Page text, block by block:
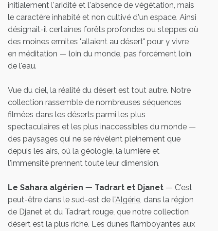
initialement l'aridité et l'absence de végétation, mais
le caractère inhabité et non cultivé d'un espace. Ainsi
désignait-il certaines forêts profondes ou steppes où
des moines ermites "allaient au désert" pour y vivre
en méditation — loin du monde, pas forcément loin
de l'eau.
Vue du ciel, la réalité du désert est tout autre. Notre
collection rassemble de nombreuses séquences
filmées dans les déserts parmi les plus
spectaculaires et les plus inaccessibles du monde —
des paysages qui ne se révèlent pleinement que
depuis les airs, où la géologie, la lumière et
l'immensité prennent toute leur dimension.
Le Sahara algérien — Tadrart et Djanet — C'est
peut-être dans le sud-est de l'Algérie, dans la région
de Djanet et du Tadrart rouge, que notre collection
désert est la plus riche. Les dunes flamboyantes aux